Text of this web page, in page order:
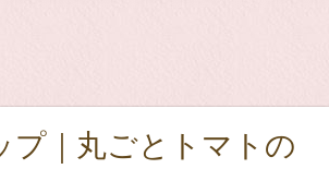
プ｜丸ごとトマトの